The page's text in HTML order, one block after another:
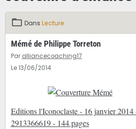
Dans Lecture
Mémé de Philippe Torreton
Par alliancecoaching17
Le 13/06/2014
Editions l'Iconoclaste - 16 janvier
2913366619 - 144 pages